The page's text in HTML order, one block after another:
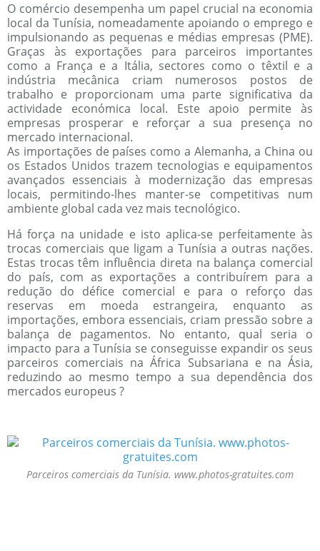
O comércio desempenha um papel crucial na economia
local da Tunísia, nomeadamente apoiando o emprego e
impulsionando as pequenas e médias empresas (PME).
Graças às exportações para parceiros importantes
como a França e a Itália, sectores como o têxtil e a
indústria mecânica criam numerosos postos de
trabalho e proporcionam uma parte significativa da
actividade económica local. Este apoio permite às
empresas prosperar e reforçar a sua presença no
mercado internacional.
As importações de países como a Alemanha, a China ou
os Estados Unidos trazem tecnologias e equipamentos
avançados essenciais à modernização das empresas
locais, permitindo-lhes manter-se competitivas num
ambiente global cada vez mais tecnológico.
Há força na unidade e isto aplica-se perfeitamente às
trocas comerciais que ligam a Tunísia a outras nações.
Estas trocas têm influência direta na balança comercial
do país, com as exportações a contribuírem para a
redução do défice comercial e para o reforço das
reservas em moeda estrangeira, enquanto as
importações, embora essenciais, criam pressão sobre a
balança de pagamentos. No entanto, qual seria o
impacto para a Tunísia se conseguisse expandir os seus
parceiros comerciais na África Subsariana e na Ásia,
reduzindo ao mesmo tempo a sua dependência dos
mercados europeus ?
Parceiros comerciais da Tunísia. www.photos-gratuites.com